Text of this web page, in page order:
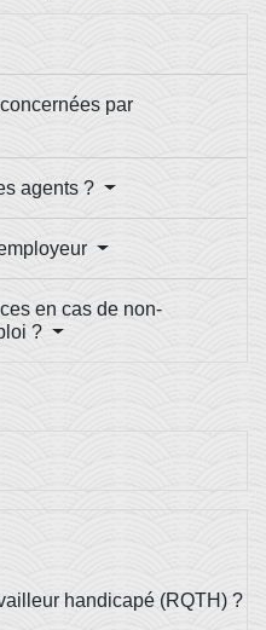
par
agents ?
en cas de non-
?
handicapé (RQTH) ?